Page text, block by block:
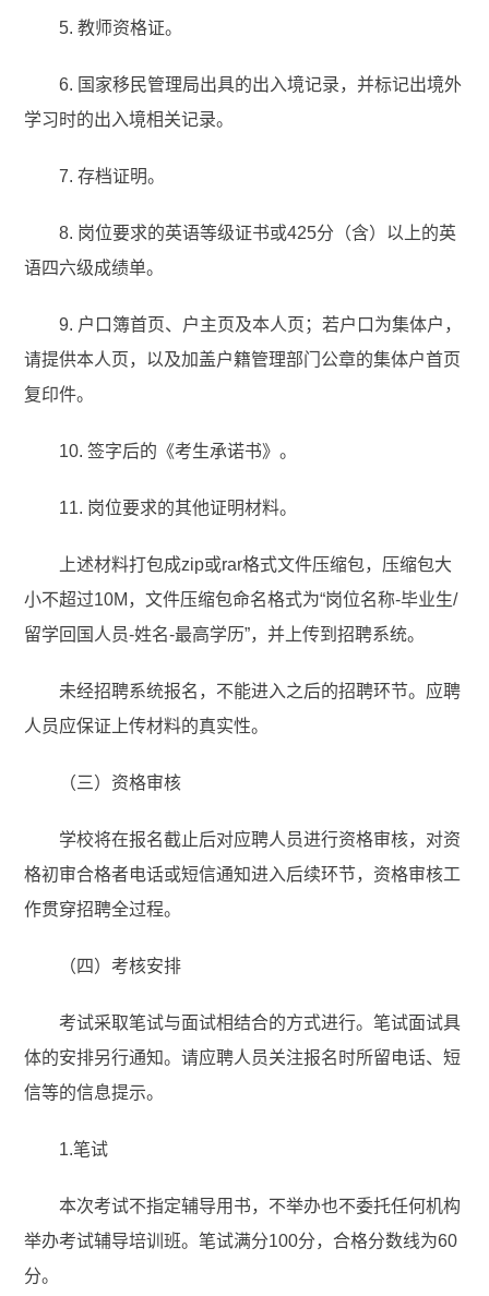
5. 教师资格证。
6. 国家移民管理局出具的出入境记录，并标记出境外
学习时的出入境相关记录。
7. 存档证明。
8. 岗位要求的英语等级证书或425分（含）以上的英
语四六级成绩单。
9. 户口簿首页、户主页及本人页；若户口为集体户，
请提供本人页，以及加盖户籍管理部门公章的集体户首页
复印件。
10. 签字后的《考生承诺书》。
11. 岗位要求的其他证明材料。
上述材料打包成zip或rar格式文件压缩包，压缩包大
小不超过10M，文件压缩包命名格式为“岗位名称-毕业生/
留学回国人员-姓名-最高学历”，并上传到招聘系统。
未经招聘系统报名，不能进入之后的招聘环节。应聘
人员应保证上传材料的真实性。
（三）资格审核
学校将在报名截止后对应聘人员进行资格审核，对资
格初审合格者电话或短信通知进入后续环节，资格审核工
作贯穿招聘全过程。
（四）考核安排
考试采取笔试与面试相结合的方式进行。笔试面试具
体的安排另行通知。请应聘人员关注报名时所留电话、短
信等的信息提示。
1.笔试
本次考试不指定辅导用书，不举办也不委托任何机构
举办考试辅导培训班。笔试满分100分，合格分数线为60
分。